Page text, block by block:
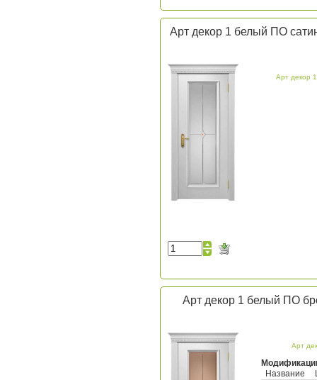
Арт декор 1 белый ПО
Арт декор 1
Арт декор 1 белый ПО
Арт
Название